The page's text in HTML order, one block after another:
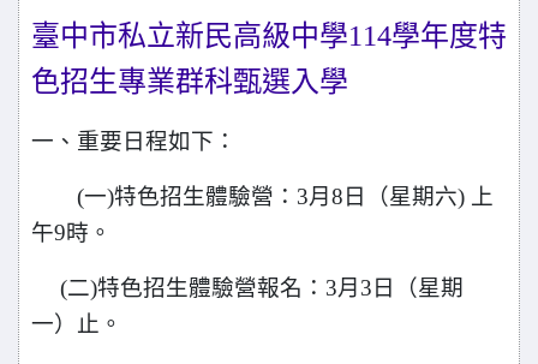
臺中市私立新民高級中學114學年度特
色招生專業群科甄選入學
一、重要日程如下：
(一)特色招生體驗營：3月8日（星期六) 上
午9時。
(二)特色招生體驗營報名：3月3日（星期
一）止。